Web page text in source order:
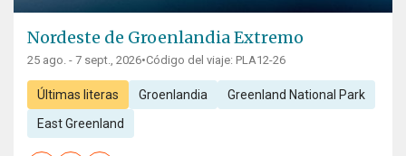
Nordeste de Groenlandia Extremo
25 ago. - 7 sept., 2026•Código del viaje: PLA12-26
Últimas literas Groenlandia Greenland National Park
East Greenland